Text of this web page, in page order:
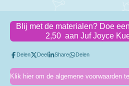
Blij met de materialen? Doe
2,50 aan Juf Joyce
Delen Deel Share Delen
Klik hier om de algemene voorwaarden